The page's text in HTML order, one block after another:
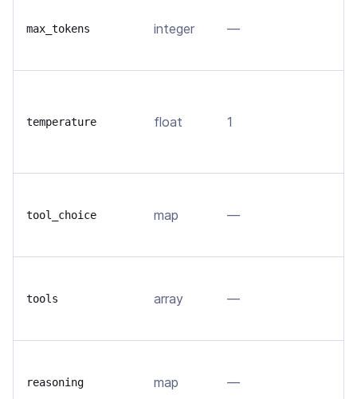
max_tokens integer —
temperature float 1
tool_choice map —
tools array —
reasoning map —